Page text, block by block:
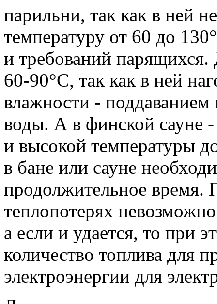
парильни, так как в ней
температуру от 60 до
и требований парящихся.
60-90°С, так как в ней
влажности - поддаванием
воды. А в финской сауне
и высокой температуры
в бане или сауне
продолжительное время.
теплопотерях
а если и удается, то при
количество топлива для
электроэнергии для